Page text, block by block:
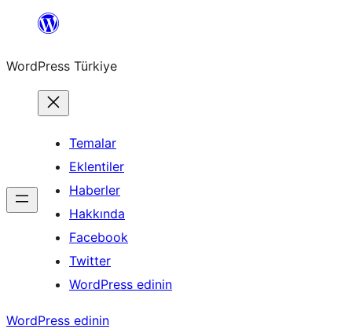
İçeriğe
WordPress Türkiye
Temalar
Eklentiler
Haberler
Hakkında
Facebook
Twitter
WordPress edinin
WordPress edinin